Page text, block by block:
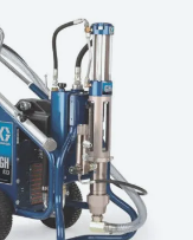
elbír, tűzálló
szintű, csúcsfinom
különböző
festéket és alapozót,
nagy igénybevételű
GRACO GMAX II HD
páratlan tartósságot
biztosít, és könnyedén
legszélesebb
tömlők hosszát és